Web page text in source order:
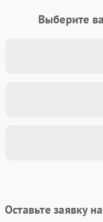
Выберите
Оставьте заявку